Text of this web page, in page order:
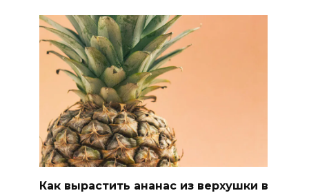
Как вырастить ананас из верхушки в